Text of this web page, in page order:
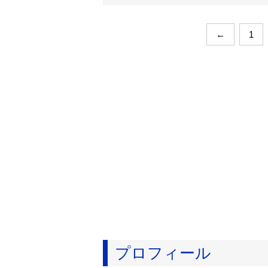
← 1
プロフィール